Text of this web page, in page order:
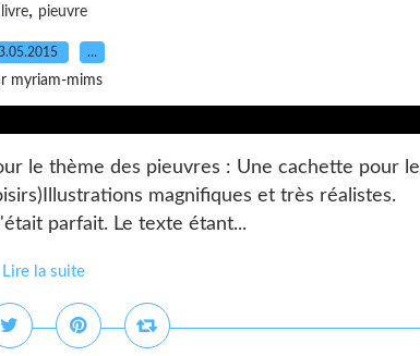
livre, pieuvre
…
myriam-mims
le thème des pieuvres : Une cachette pour le
magnifiques et très réalistes.
parfait. Le texte étant...
Lire la suite